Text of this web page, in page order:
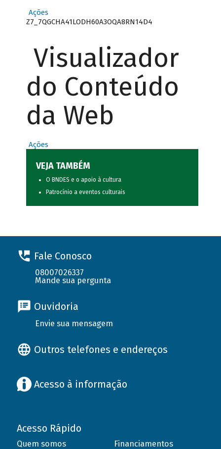
Ações
Z7_7QGCHA41LODH60A3OQA8RN14D4
Visualizador
do Conteúdo
da Web
Ações
VEJA TAMBÉM
O BNDES e o apoio à cultura
Patrocínio a eventos culturais
Fale Conosco
08007026337
Mande sua pergunta
Ouvidoria
Envie sua mensagem
Outros telefones e endereços
Acesso à informação
Acesso Rápido
Quem somos
Financiamentos